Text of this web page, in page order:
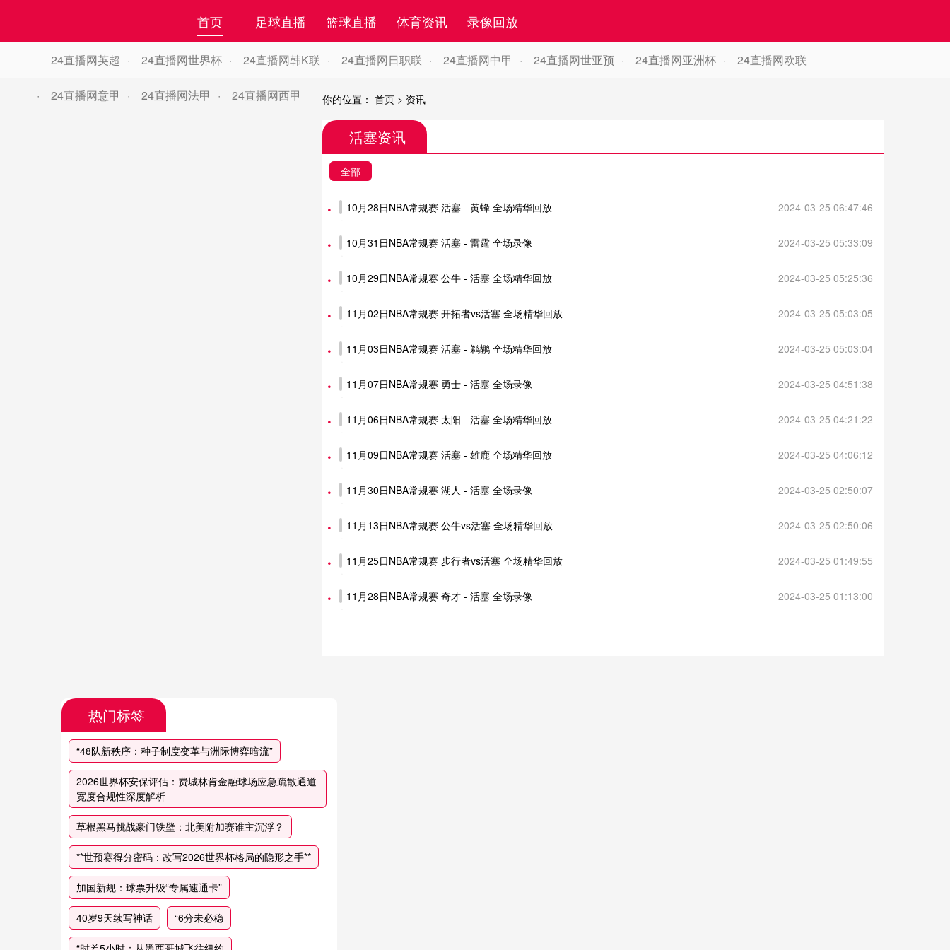
首页 足球直播 篮球直播 体育资讯 录像回放
24直播网英超 24直播网世界杯 24直播网韩K联 24直播网日职联 24直播网中甲 24直播网世亚预 24直播网亚洲杯 24直播网欧联
24直播网意甲 24直播网法甲 24直播网西甲 你的位置： 首页 > 资讯
活塞资讯
全部
10月28日NBA常规赛 活塞 - 黄蜂 全场精华回放 2024-03-25 06:47:46
10月31日NBA常规赛 活塞 - 雷霆 全场录像 2024-03-25 05:33:09
10月29日NBA常规赛 公牛 - 活塞 全场精华回放 2024-03-25 05:25:36
11月02日NBA常规赛 开拓者vs活塞 全场精华回放 2024-03-25 05:03:05
11月03日NBA常规赛 活塞 - 鹈鹕 全场精华回放 2024-03-25 05:03:04
11月07日NBA常规赛 勇士 - 活塞 全场录像 2024-03-25 04:51:38
11月06日NBA常规赛 太阳 - 活塞 全场精华回放 2024-03-25 04:21:22
11月09日NBA常规赛 活塞 - 雄鹿 全场精华回放 2024-03-25 04:06:12
11月30日NBA常规赛 湖人 - 活塞 全场录像 2024-03-25 02:50:07
11月13日NBA常规赛 公牛vs活塞 全场精华回放 2024-03-25 02:50:06
11月25日NBA常规赛 步行者vs活塞 全场精华回放 2024-03-25 01:49:55
11月28日NBA常规赛 奇才 - 活塞 全场录像 2024-03-25 01:13:00
热门标签
“48队新秩序：种子制度变革与洲际博弈暗流”
2026世界杯安保评估：费城林肯金融球场应急疏散通道
宽度合规性深度解析
草根黑马挑战豪门铁壁：北美附加赛谁主沉浮？
**世预赛得分密码：改写2026世界杯格局的隐形之手**
加国新规：球票升级“专属速通卡”
40岁9天续写神话 “6分未必稳